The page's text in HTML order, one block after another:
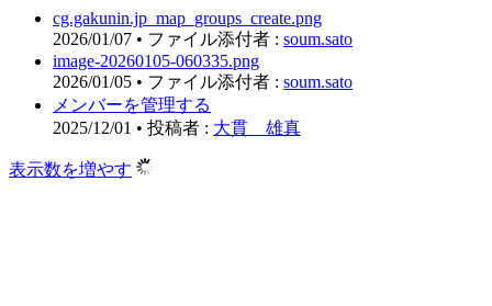
cg.gakunin.jp_map_groups_create.png
2026/01/07 • ファイル添付者 : soum.sato
image-20260105-060335.png
2026/01/05 • ファイル添付者 : soum.sato
メンバーを管理する
2025/12/01 • 投稿者 : 大貫 雄真
表示数を増やす